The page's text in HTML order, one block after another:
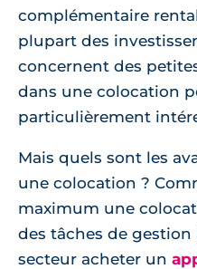
complémentaire
plupart des
concernent des
dans une colocation
particulièrement
Mais quels sont les
une colocation ?
maximum une
des tâches de gestion
secteur acheter un